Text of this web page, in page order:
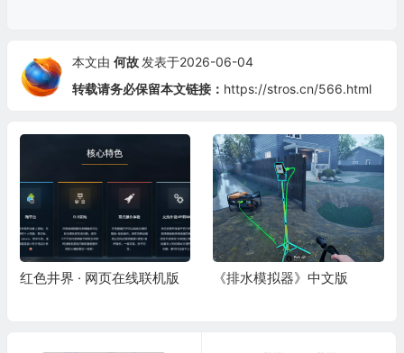
本文由 何故 发表于2026-06-04
转载请务必保留本文链接： https://stros.cn/566.html
红色井界 · 网页在线联机版 《排水模拟器》中文版